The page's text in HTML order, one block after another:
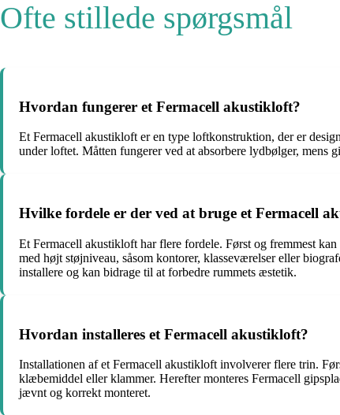
Ofte stillede spørgsmål
Hvordan fungerer et Fermacell akustikloft?
Et Fermacell akustikloft er en type loftkonstruktion, der er
under loftet. Måtten fungerer ved at absorbere lydbølger, mens
Hvilke fordele er der ved at bruge et Fermacell
Et Fermacell akustikloft har flere fordele. Først og fremmest
med højt støjniveau, såsom kontorer, klasseværelser eller
installere og kan bidrage til at forbedre rummets æstetik.
Hvordan installeres et Fermacell akustikloft?
Installationen af et Fermacell akustikloft involverer flere trin.
klæbemiddel eller klammer. Herefter monteres Fermacell
jævnt og korrekt monteret.